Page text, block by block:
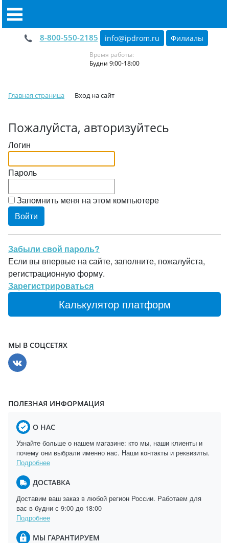
8-800-550-2185 info@ipdrom.ru Филиалы
Время работы:
Будни 9:00-18:00
Главная страница Вход на сайт
Пожалуйста, авторизуйтесь
Логин
Пароль
Запомнить меня на этом компьютере
Забыли свой пароль?
Если вы впервые на сайте, заполните, пожалуйста,
регистрационную форму.
Зарегистрироваться
Калькулятор платформ
МЫ В СОЦСЕТЯХ
ПОЛЕЗНАЯ ИНФОРМАЦИЯ
О НАС
Узнайте больше о нашем магазине: кто мы, наши клиенты и
почему они выбрали именно нас. Наши контакты и реквизиты.
Подробнее
ДОСТАВКА
Доставим ваш заказ в любой регион России. Работаем для
вас в будни с 9:00 до 18:00
Подробнее
МЫ ГАРАНТИРУЕМ